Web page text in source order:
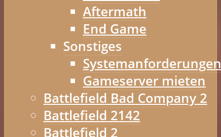
Aftermath
End Game
Sonstiges
Systemanforderungen
Gameserver mieten
Battlefield Bad Company 2
Battlefield 2142
Battlefield 2